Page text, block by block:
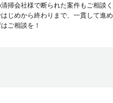
掃会社様で断られた案件もご相談く
じめから終わりまで、一貫して進め
ご相談を！